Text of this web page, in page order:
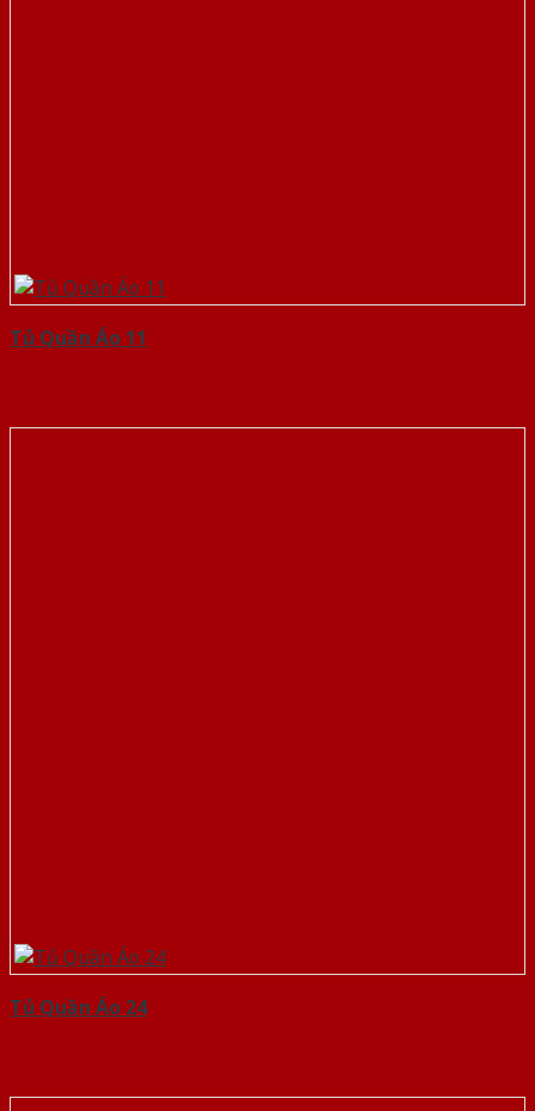
Tủ Quần Áo 11
Tủ Quần Áo 24